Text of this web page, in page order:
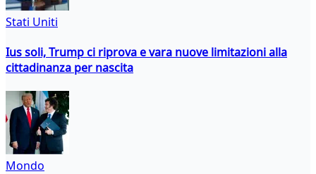
Stati Uniti
Ius soli, Trump ci riprova e vara nuove limitazioni alla
cittadinanza per nascita
Mondo